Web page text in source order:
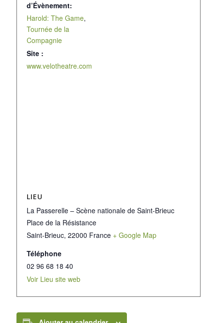
d’Évènement:
Harold: The Game,
Tournée de la
Compagnie
Site :
www.velotheatre.com
LIEU
La Passerelle – Scène nationale de Saint-Brieuc
Place de la Résistance
Saint-Brieuc, 22000 France + Google Map
Téléphone
02 96 68 18 40
Voir Lieu site web